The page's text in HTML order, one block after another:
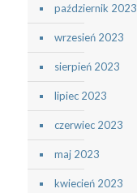
październik 2023
wrzesień 2023
sierpień 2023
lipiec 2023
czerwiec 2023
maj 2023
kwiecień 2023